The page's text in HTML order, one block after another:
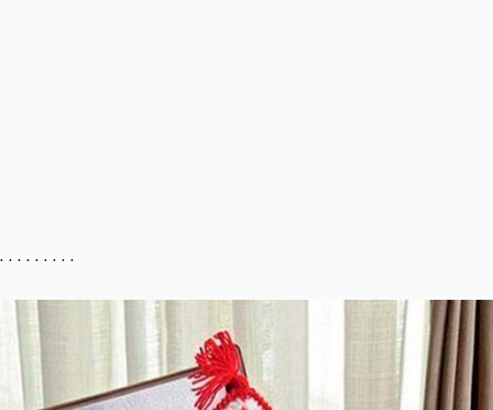
. . . . . . . . .